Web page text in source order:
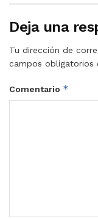
Deja una
Tu dirección de
campos obligatorios
Comentario *